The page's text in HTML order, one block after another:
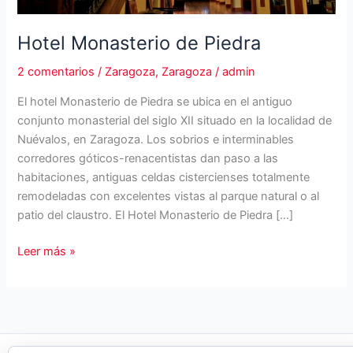
Hotel Monasterio de Piedra
2 comentarios / Zaragoza, Zaragoza /admin
El hotel Monasterio de Piedra se ubica en el antiguo
conjunto monasterial del siglo XII situado en la localidad de
Nuévalos, en Zaragoza. Los sobrios e interminables
corredores góticos-renacentistas dan paso a las
habitaciones, antiguas celdas cistercienses totalmente
remodeladas con excelentes vistas al parque natural o al
patio del claustro. El Hotel Monasterio de Piedra […]
Hotel
Leer más »